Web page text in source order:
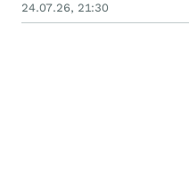
24.07.26, 21:30